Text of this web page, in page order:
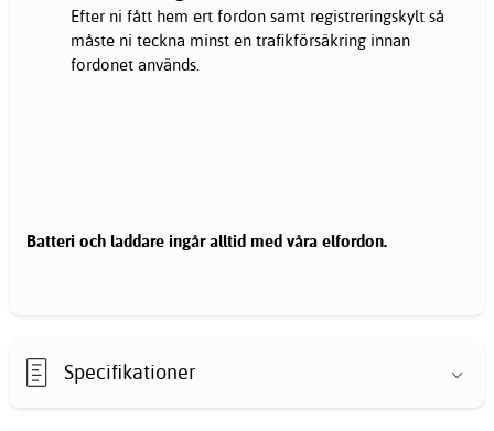
Efter ni fått hem ert fordon samt registreringskylt så
måste ni teckna minst en trafikförsäkring innan
fordonet används.
Batteri och laddare ingår alltid med våra elfordon.
Specifikationer